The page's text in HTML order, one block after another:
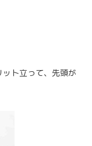
ト立って、先頭が